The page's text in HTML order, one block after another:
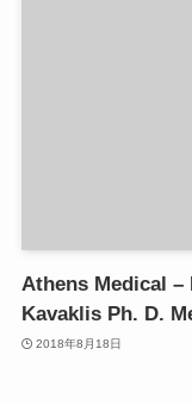
Athens Medical
Kavaklis Ph. D.
2018年8月18日